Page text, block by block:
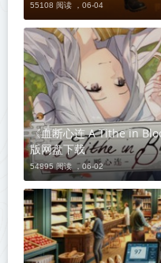
55108 阅读 ， 06-04
《血断心连 A Tithe in
版网盘下载
54895 阅读 ， 06-02